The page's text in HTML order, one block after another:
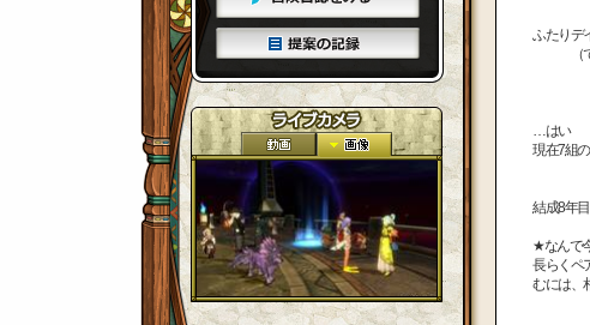
ふたりデ
（で
…はい
現在7組
結成8年
★なんで
長らくペ
むには、